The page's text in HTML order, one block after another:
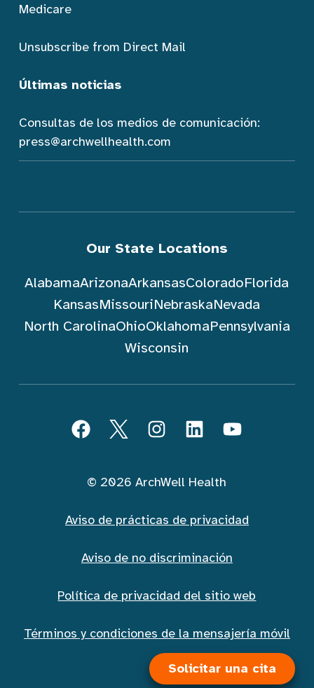
Solicitar una cita
Medicare
Unsubscribe from Direct Mail
Últimas noticias
Consultas de los medios de comunicación:
press@archwellhealth.com
Our State Locations
AlabamaArizonaArkansasColoradoFlorida
KansasMissouriNebraskaNevada
North CarolinaOhioOklahomaPennsylvania
Wisconsin
FacebookTwitterInstagramLinkedInYouTube
© 2026 ArchWell Health
Aviso de prácticas de privacidad
Aviso de no discriminación
Política de privacidad del sitio web
Términos y condiciones de la mensajería móvil